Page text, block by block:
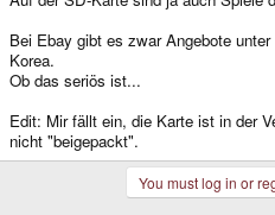
Bei Ebay gibt es zwar Angebote
Korea.
Ob das seriös ist...
Edit: Mir fällt ein, die Karte ist in der
nicht "beigepackt".
You must log in or